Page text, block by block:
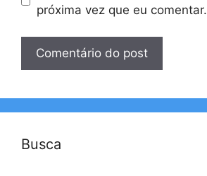
próxima vez que eu comentar.
Busca